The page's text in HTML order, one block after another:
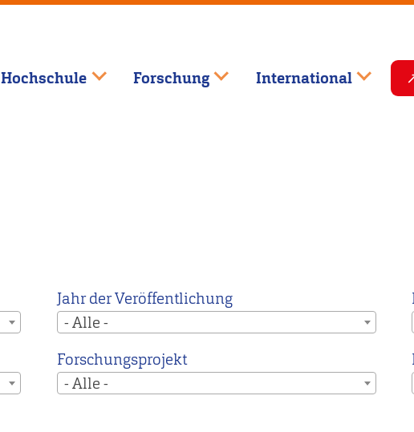
Hochschule Forschung International
Jahr der Veröffentlichung
- Alle -
Forschungsprojekt
- Alle -